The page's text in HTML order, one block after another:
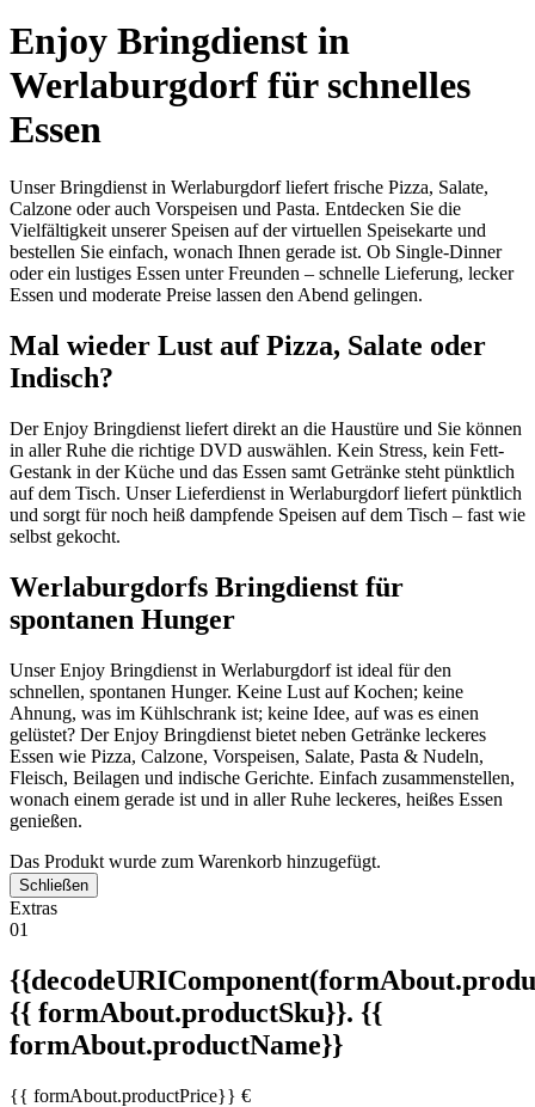
Enjoy Bringdienst in
Werlaburgdorf für schnelles
Essen
Unser Bringdienst in Werlaburgdorf liefert frische Pizza, Salate,
Calzone oder auch Vorspeisen und Pasta. Entdecken Sie die
Vielfältigkeit unserer Speisen auf der virtuellen Speisekarte und
bestellen Sie einfach, wonach Ihnen gerade ist. Ob Single-Dinner
oder ein lustiges Essen unter Freunden – schnelle Lieferung, lecker
Essen und moderate Preise lassen den Abend gelingen.
Mal wieder Lust auf Pizza, Salate oder
Indisch?
Der Enjoy Bringdienst liefert direkt an die Haustüre und Sie können
in aller Ruhe die richtige DVD auswählen. Kein Stress, kein Fett-
Gestank in der Küche und das Essen samt Getränke steht pünktlich
auf dem Tisch. Unser Lieferdienst in Werlaburgdorf liefert pünktlich
und sorgt für noch heiß dampfende Speisen auf dem Tisch – fast wie
selbst gekocht.
Werlaburgdorfs Bringdienst für
spontanen Hunger
Unser Enjoy Bringdienst in Werlaburgdorf ist ideal für den
schnellen, spontanen Hunger. Keine Lust auf Kochen; keine
Ahnung, was im Kühlschrank ist; keine Idee, auf was es einen
gelüstet? Der Enjoy Bringdienst bietet neben Getränke leckeres
Essen wie Pizza, Calzone, Vorspeisen, Salate, Pasta & Nudeln,
Fleisch, Beilagen und indische Gerichte. Einfach zusammenstellen,
wonach einem gerade ist und in aller Ruhe leckeres, heißes Essen
genießen.
Das Produkt wurde zum Warenkorb hinzugefügt.
Schließen
Extras
01
{{ formAbout.productSku}}. {{
formAbout.productName}}
{{ formAbout.productPrice}} €